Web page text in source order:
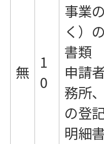
無 1
0
事業
く）
書類
申請
務所
の登
明細